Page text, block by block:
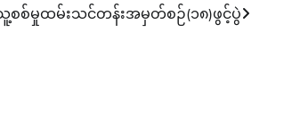
စစ်မှုထမ်းသင်တန်းအမှတ်စဉ်(၁၈)ဖွင့်ပွဲ